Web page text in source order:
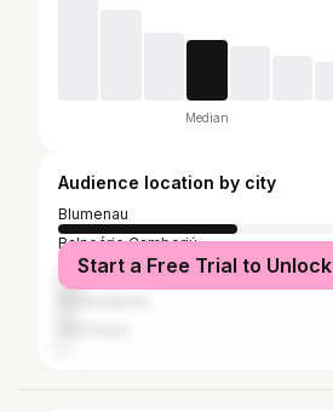
Median
Audience location by city
Blumenau
Balneário Camboriú
ItajaíStart a Free Trial to Unlock